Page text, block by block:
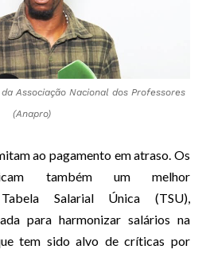
Associação Nacional dos Professores
(Anapro)
ao pagamento em atraso. Os
também um melhor
Salarial Única (TSU),
para harmonizar salários na
tem sido alvo de críticas por